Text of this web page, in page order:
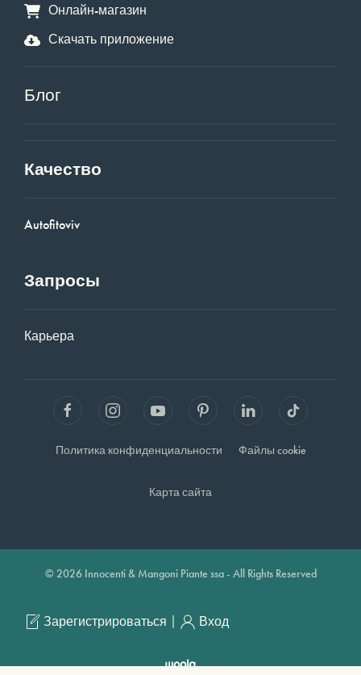
Онлайн-магазин
Скачать приложение
Блог
Качество
Autofitoviv
Запросы
Карьера
Политика конфиденциальности Файлы cookie
Карта сайта
© 2026 Innocenti & Mangoni Piante ssa - All Rights Reserved
Зарегистрироваться | Вход